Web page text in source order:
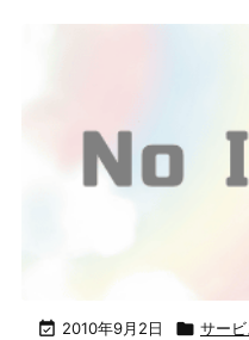
 2010年9月2日  サー